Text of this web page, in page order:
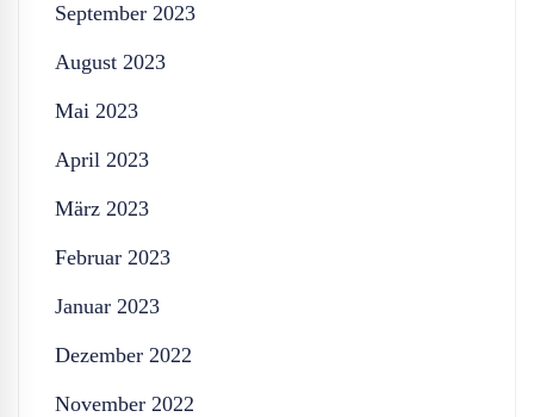
September 2023
August 2023
Mai 2023
April 2023
März 2023
Februar 2023
Januar 2023
Dezember 2022
November 2022